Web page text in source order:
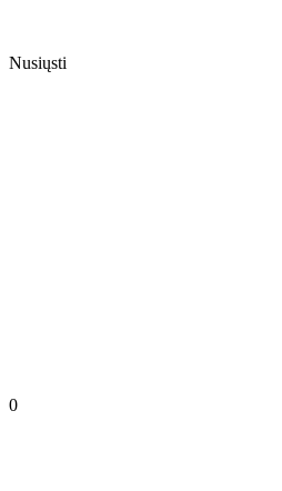
Nusiųsti
0